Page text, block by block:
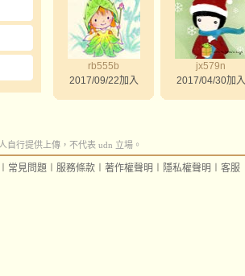
rb555b
2017/09/22加入
jx579n
2017/04/30加入
自行提供上傳，不代表 udn 立場。
常見問題 服務條款 著作權聲明 隱私權聲明 客服